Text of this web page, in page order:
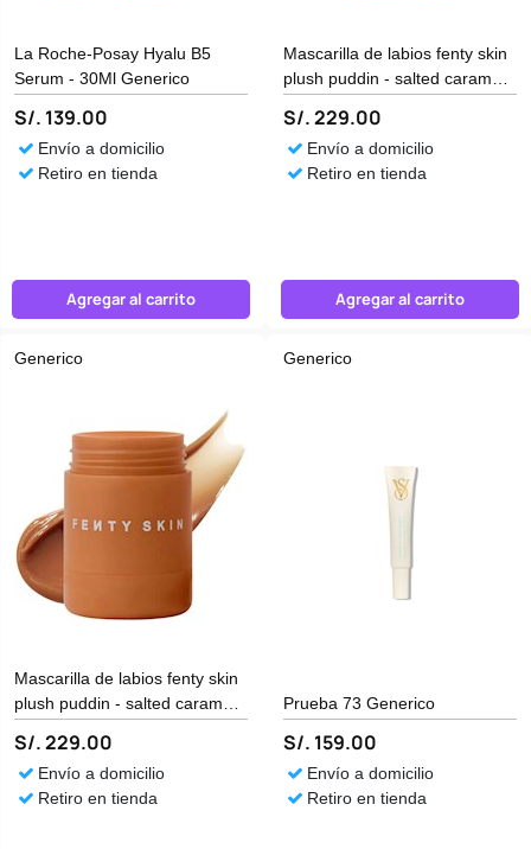
La Roche-Posay Hyalu B5
Serum - 30Ml Generico
S/. 139.00
Envío a domicilio
Retiro en tienda
Agregar al carrito
Mascarilla de labios fenty skin
plush puddin - salted caramel
S/. 229.00
Envío a domicilio
Retiro en tienda
Agregar al carrito
Generico
Mascarilla de labios fenty skin
plush puddin - salted caramel
S/. 229.00
Envío a domicilio
Retiro en tienda
Generico
Prueba 73 Generico
S/. 159.00
Envío a domicilio
Retiro en tienda